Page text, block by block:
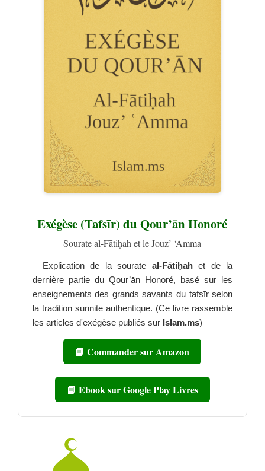
Exégèse (Tafsīr) du Qour’ān Honoré
Sourate al-Fātiḥah et le Jouz’ ‘Amma
Explication de la sourate al-Fātiḥahet de la
dernière partie du Qour’ān Honoré, basé sur les
enseignements des grands savants du tafsīr selon
la tradition sunnite authentique. (Ce livre rassemble
les articles d'exégèse publiés sur Islam.ms)
📘 Commander sur Amazon
📘 Ebook sur Google Play Livres